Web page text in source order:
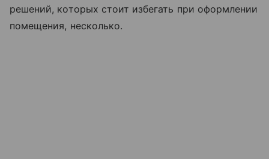
решений, которых стоит избегать при оформлении
помещения, несколько.